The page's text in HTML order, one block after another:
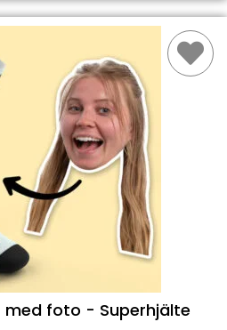
med foto - Superhjälte